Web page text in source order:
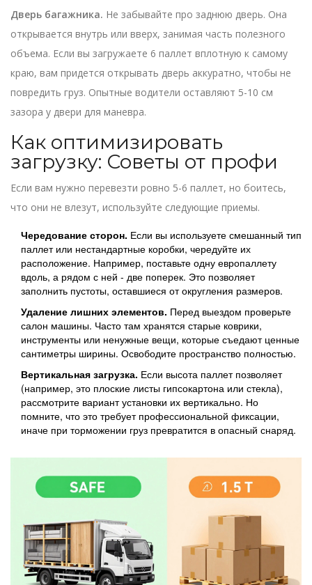
Дверь багажника. Не забывайте про заднюю дверь. Она
открывается внутрь или вверх, занимая часть полезного
объема. Если вы загружаете 6 паллет вплотную к самому
краю, вам придется открывать дверь аккуратно, чтобы не
повредить груз. Опытные водители оставляют 5-10 см
зазора у двери для маневра.
Как оптимизировать
загрузку: Советы от профи
Если вам нужно перевезти ровно 5-6 паллет, но боитесь,
что они не влезут, используйте следующие приемы.
Чередование сторон. Если вы используете смешанный тип
паллет или нестандартные коробки, чередуйте их
расположение. Например, поставьте одну европаллету
вдоль, а рядом с ней - две поперек. Это позволяет
заполнить пустоты, оставшиеся от округления размеров.
Удаление лишних элементов. Перед выездом проверьте
салон машины. Часто там хранятся старые коврики,
инструменты или ненужные вещи, которые съедают ценные
сантиметры ширины. Освободите пространство полностью.
Вертикальная загрузка. Если высота паллет позволяет
(например, это плоские листы гипсокартона или стекла),
рассмотрите вариант установки их вертикально. Но
помните, что это требует профессиональной фиксации,
иначе при торможении груз превратится в опасный снаряд.